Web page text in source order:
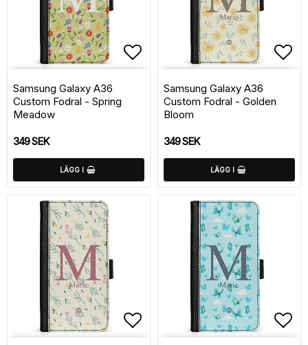
Lägg till i favoritlistan
Samsung Galaxy A36
Custom Fodral - Spring
Meadow
349 SEK
LÄGG I
Samsung Galaxy A36
Custom Fodral - Golden
Bloom
349 SEK
LÄGG I